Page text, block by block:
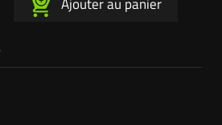
Ajouter au panier